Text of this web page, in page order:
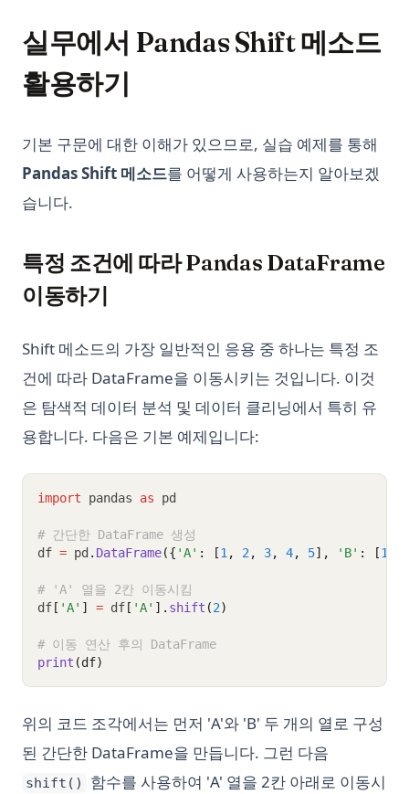
실무에서 Pandas Shift 메소드
활용하기
기본 구문에 대한 이해가 있으므로, 실습 예제를 통해
Pandas Shift 메소드를 어떻게 사용하는지 알아보겠
습니다.
특정 조건에 따라 Pandas DataFrame
이동하기
Shift 메소드의 가장 일반적인 응용 중 하나는 특정 조
건에 따라 DataFrame을 이동시키는 것입니다. 이것
은 탐색적 데이터 분석 및 데이터 클리닝에서 특히 유
용합니다. 다음은 기본 예제입니다:
import pandas as pd
# 간단한 DataFrame 생성
df = pd . DataFrame({ 'A' : [1 , 2 , 3, 4, 5], 'B' : [10
# 'A' 열을 2칸 이동시킴
df [ 'A' ] = df [ 'A' ]. shift (2)
# 이동 연산 후의 DataFrame
print (df)
위의 코드 조각에서는 먼저 'A'와 'B' 두 개의 열로 구성
된 간단한 DataFrame을 만듭니다. 그런 다음
shift()
함수를 사용하여 'A' 열을 2칸 아래로 이동시